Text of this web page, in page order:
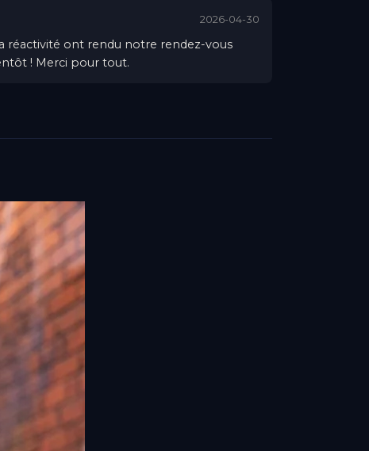
2026-04-30
réactivité ont rendu notre rendez-vous
! Merci pour tout.